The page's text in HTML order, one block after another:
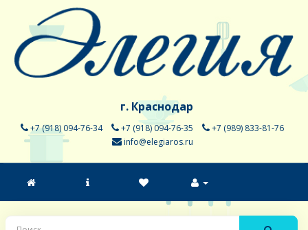
г. Краснодар
+7 (918) 094-76-34 +7 (918) 094-76-35
+7 (989) 833-81-76
info@elegiaros.ru